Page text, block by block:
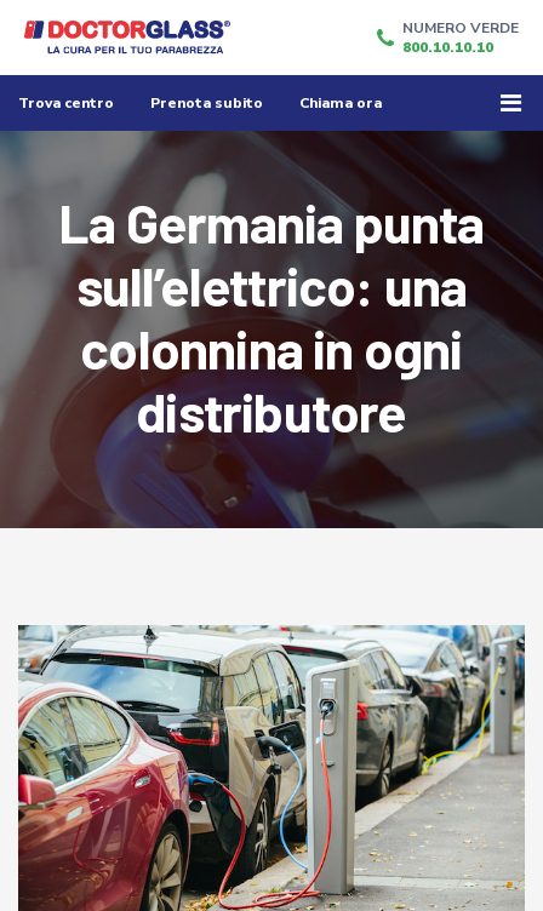
NUMERO VERDE
800.10.10.10
Trova centro Prenota subito Chiama ora
La Germania punta
sull’elettrico: una
colonnina in ogni
distributore